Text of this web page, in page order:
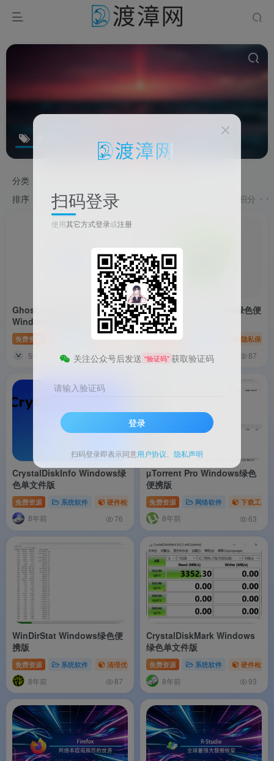
共14篇
分类
排序
发布 更新 浏览 积分
Ghost Downloader
Windows绿色便携版
免费资源 下载工具
5年前 81
W10Privacy Windows绿色便
携版
免费资源 隐私保护
7年前 87
CrystalDiskInfo Windows绿
色单文件版
免费资源 系统软件 硬件检测
8年前 76
µTorrent Pro Windows绿色
便携版
免费资源 网络软件 下载工具
8年前 63
WinDirStat Windows绿色便
携版
免费资源 系统软件 清理优化
8年前 87
CrystalDiskMark Windows
绿色单文件版
免费资源 系统软件 硬件检测
8年前 93
扫码登录
使用其它方式登录或注册
关注公众号后发送 “验证码” 获取验证码
请输入验证码
登录
扫码登录即表示同意用户协议 隐私声明